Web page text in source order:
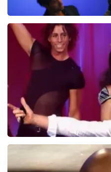
Ilse DeLange
274+
BEKIJKEN
Hans Klok
314+ reviews